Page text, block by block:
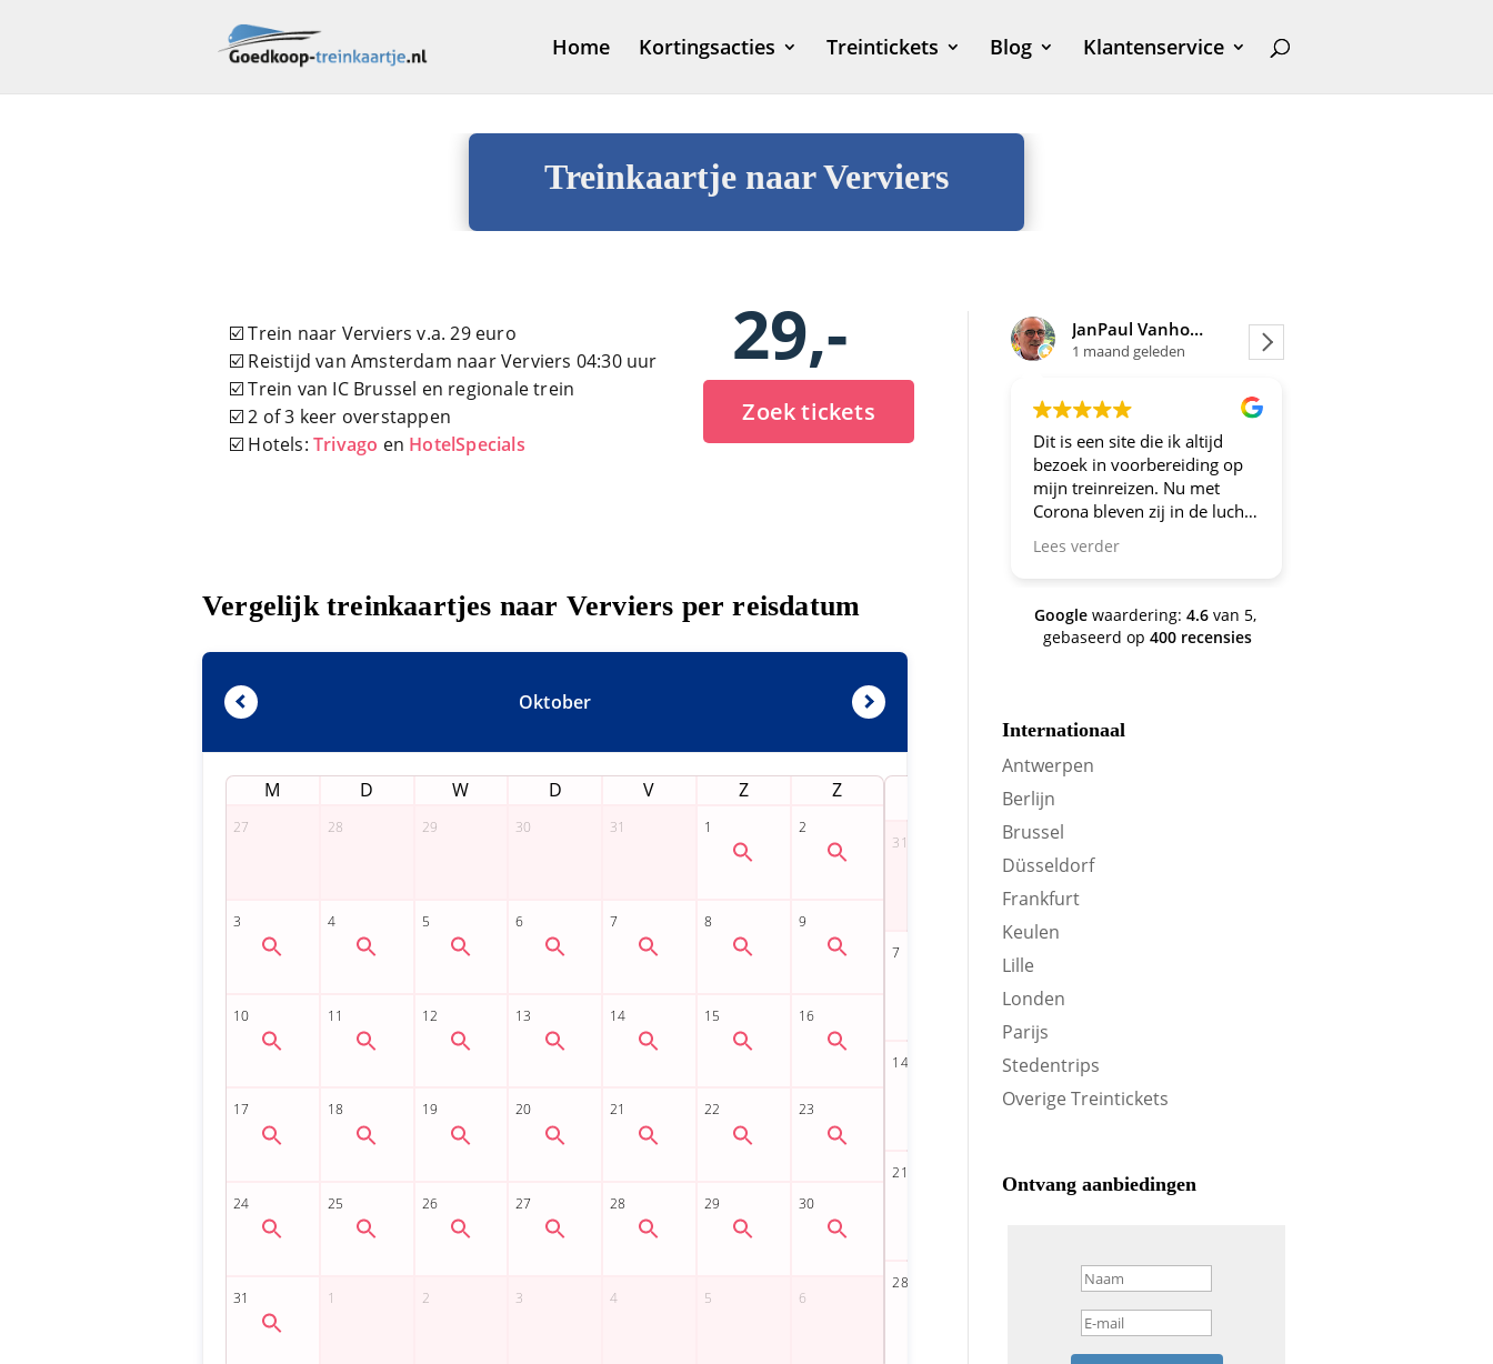
Home Kortingsacties Treintickets Blog Klantenservice
Treinkaartje naar Verviers
☑️ Trein naar Verviers v.a. 29 euro
☑️ Reistijd van Amsterdam naar Verviers 04:30 uur
☑️ Trein van IC Brussel en regionale trein
☑️ 2 of 3 keer overstappen
☑️ Hotels: Trivago en HotelSpecials
29,-
Zoek tickets
Vergelijk treinkaartjes naar Verviers per reisdatum
Oktober
M D W D V Z Z D
JanPaul Vanhoven
1 maand geleden
Dit is een site die ik altijd
bezoek in voorbereiding op
mijn treinreizen. Nu met
Corona bleven zij in de lucht.
Bravo en ga zo door! En nu
zijn we een aantal jaren
site om je te oriënteren op
trein-voordeel!
Lees verder
Google waardering: 4.6 van 5,
gebaseerd op400 recensies
Internationaal
Antwerpen
Berlijn
Brussel
Düsseldorf
Frankfurt
Keulen
Lille
Londen
Parijs
Stedentrips
Overige Treintickets
Ontvang aanbiedingen